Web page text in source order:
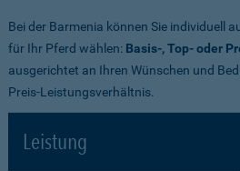
Bei der Barmenia können Sie individuell
für Ihr Pferd wählen: Basis-, Top- oder
ausgerichtet an Ihren Wünschen und
Preis-Leistungsverhältnis.
Leistung